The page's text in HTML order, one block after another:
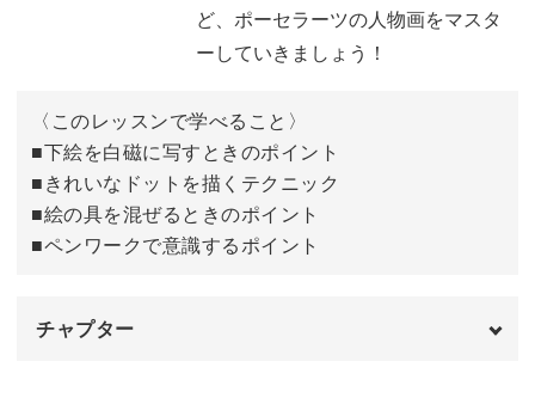
完成した作品をリビングや寝室などに飾れば、一気に女性
らしいエレガントな空間に変身します♪
そのまま飾ってもお洒落ですし、フレームに入れて飾れば
より華やかにすることもできますよ。
好みの色でアレンジにも挑戦していきましょう。
ど、ポーセラーツの人物画をマスタ
ーしていきましょう！
〈このレッスンで学べること〉
■下絵を白磁に写すときのポイント
■きれいなドットを描くテクニック
■絵の具を混ぜるときのポイント
■ペンワークで意識するポイント
チャプター